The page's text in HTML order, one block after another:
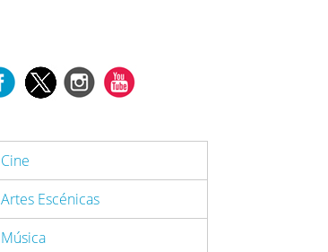
Cine
Artes Escénicas
Música